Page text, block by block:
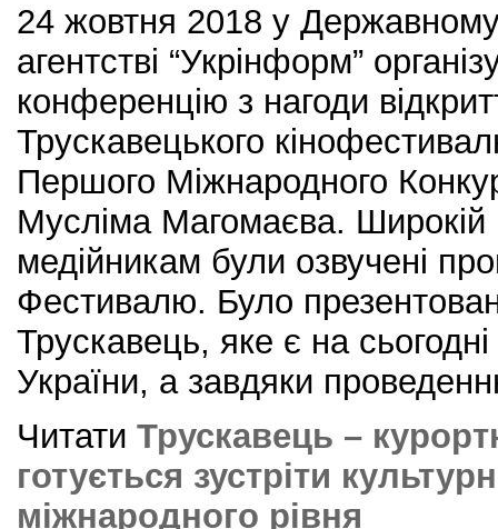
24 жовтня 2018 у
агентстві “Укрінформ”
конференцію з нагоди
Трускавецького
Першого Міжнародного
Мусліма Магомаєва. Широкій
медійникам були озвучені
Фестивалю. Було
Трускавець, яке є на
України, а завдяки
Читати Трускавець –
готується зустріти
міжнародного рівня